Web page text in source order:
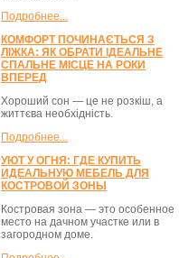
Подробнее...
КОМФОРТ ПОЧИНАЄТЬСЯ З
ЛІЖКА: ЯК ОБРАТИ ІДЕАЛЬНЕ
СПАЛЬНЕ МІСЦЕ НА РОКИ
ВПЕРЕД
Хороший сон — це не розкіш, а
життєва необхідність.
Подробнее...
УЮТ У ОГНЯ: ГДЕ КУПИТЬ
ИДЕАЛЬНУЮ МЕБЕЛЬ ДЛЯ
КОСТРОВОЙ ЗОНЫ
Костровая зона — это особенное
место на дачном участке или в
загородном доме.